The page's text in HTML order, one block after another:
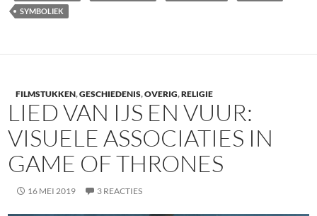
SYMBOLIEK
FILMSTUKKEN,GESCHIEDENIS,OVERIG,RELIGIE
LIED VAN IJS EN VUUR:
VISUELE ASSOCIATIES IN
GAME OF THRONES
16 MEI 2019 3 REACTIES